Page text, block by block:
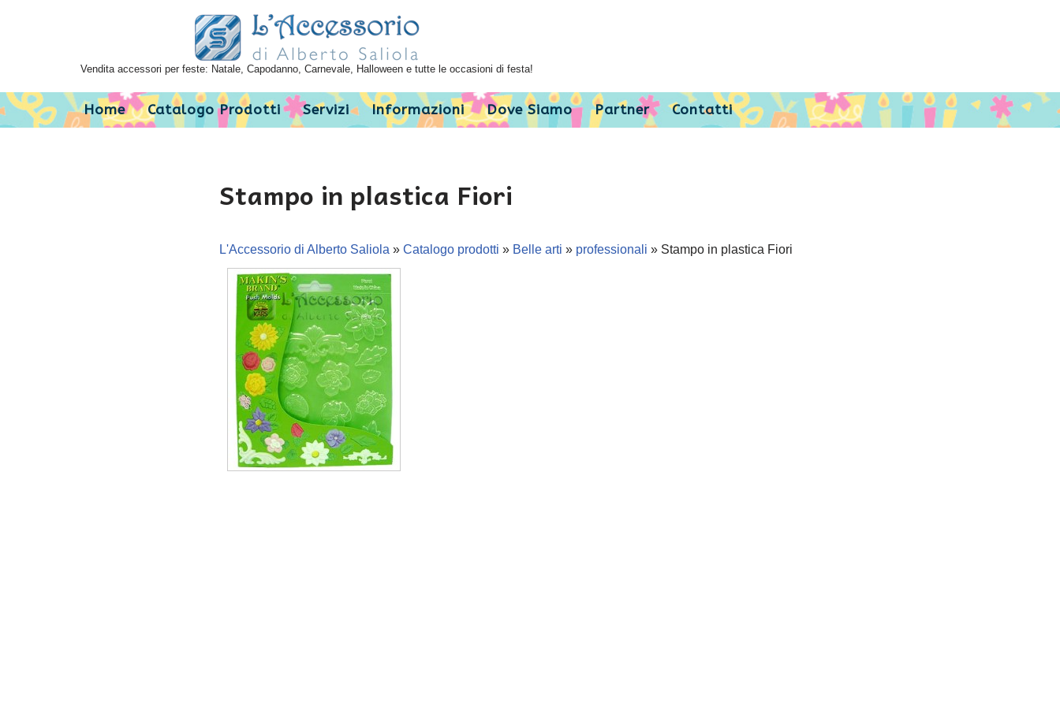
Vendita accessori per feste: Natale, Capodanno, Carnevale, Halloween e tutte le occasioni di festa!
Home Catalogo Prodotti Servizi Informazioni Dove Siamo Partner Contatti
Stampo in plastica Fiori
L'Accessorio di Alberto Saliola » Catalogo prodotti » Belle arti » professionali » Stampo in plastica Fiori